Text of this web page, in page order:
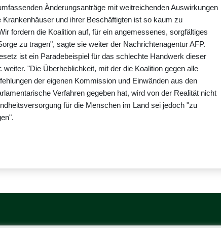
Änderungsanträge mit weitreichenden Auswirkungen
und ihrer Beschäftigten ist so kaum zu
fordern die Koalition auf, für ein angemessenes, sorgfältiges
zu tragen", sagte sie weiter der Nachrichtenagentur AFP.
ist ein Paradebeispiel für das schlechte Handwerk dieser
"Die Überheblichkeit, mit der die Koalition gegen alle
der eigenen Kommission und Einwänden aus den
Verfahren gegeben hat, wird von der Realität nicht
für die Menschen im Land sei jedoch "zu